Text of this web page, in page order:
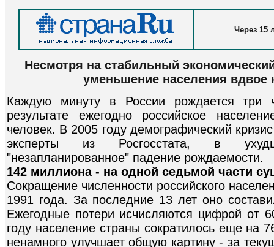
Через 15
Несмотря на стабильный
уменьшение населения вдвое
Каждую минуту в России рождается три
результате ежегодно российское
человек. В 2005 году демографический
эксперты из Росгосстата, в
"незапланированное" падение рождаемости.
142 миллиона - на одной седьмой части
Сокращение численности российского
1991 года. За последние 13 лет оно
Ежегодные потери исчисляются цифрой от
году население страны сократилось еще на
ненамного улучшает общую картину - за